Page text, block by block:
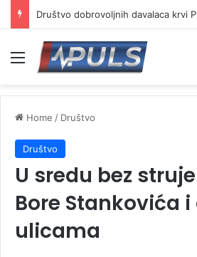
Menu
Home / Društvo
Društvo
U sredu bez
Bore Stankovića
ulicama